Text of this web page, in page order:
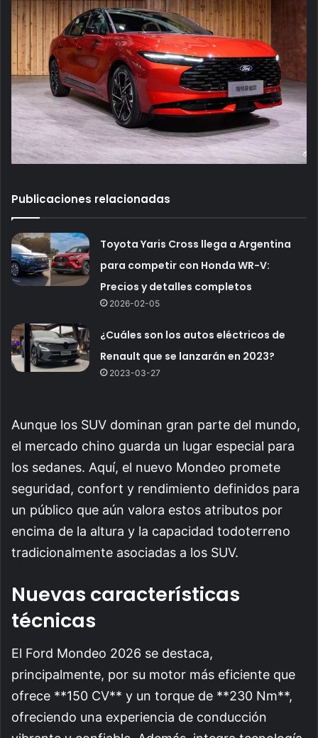
Publicaciones relacionadas
Toyota Yaris Cross llega a Argentina
para competir con Honda WR-V:
Precios y detalles completos
2026-02-05
¿Cuáles son los autos eléctricos de
Renault que se lanzarán en 2023?
2023-03-27
Aunque los SUV dominan gran parte del mundo,
el mercado chino guarda un lugar especial para
los sedanes. Aquí, el nuevo Mondeo promete
seguridad, confort y rendimiento definidos para
un público que aún valora estos atributos por
encima de la altura y la capacidad todoterreno
tradicionalmente asociadas a los SUV.
Nuevas características
técnicas
El Ford Mondeo 2026 se destaca,
principalmente, por su motor más eficiente que
ofrece **150 CV** y un torque de **230 Nm**,
ofreciendo una experiencia de conducción